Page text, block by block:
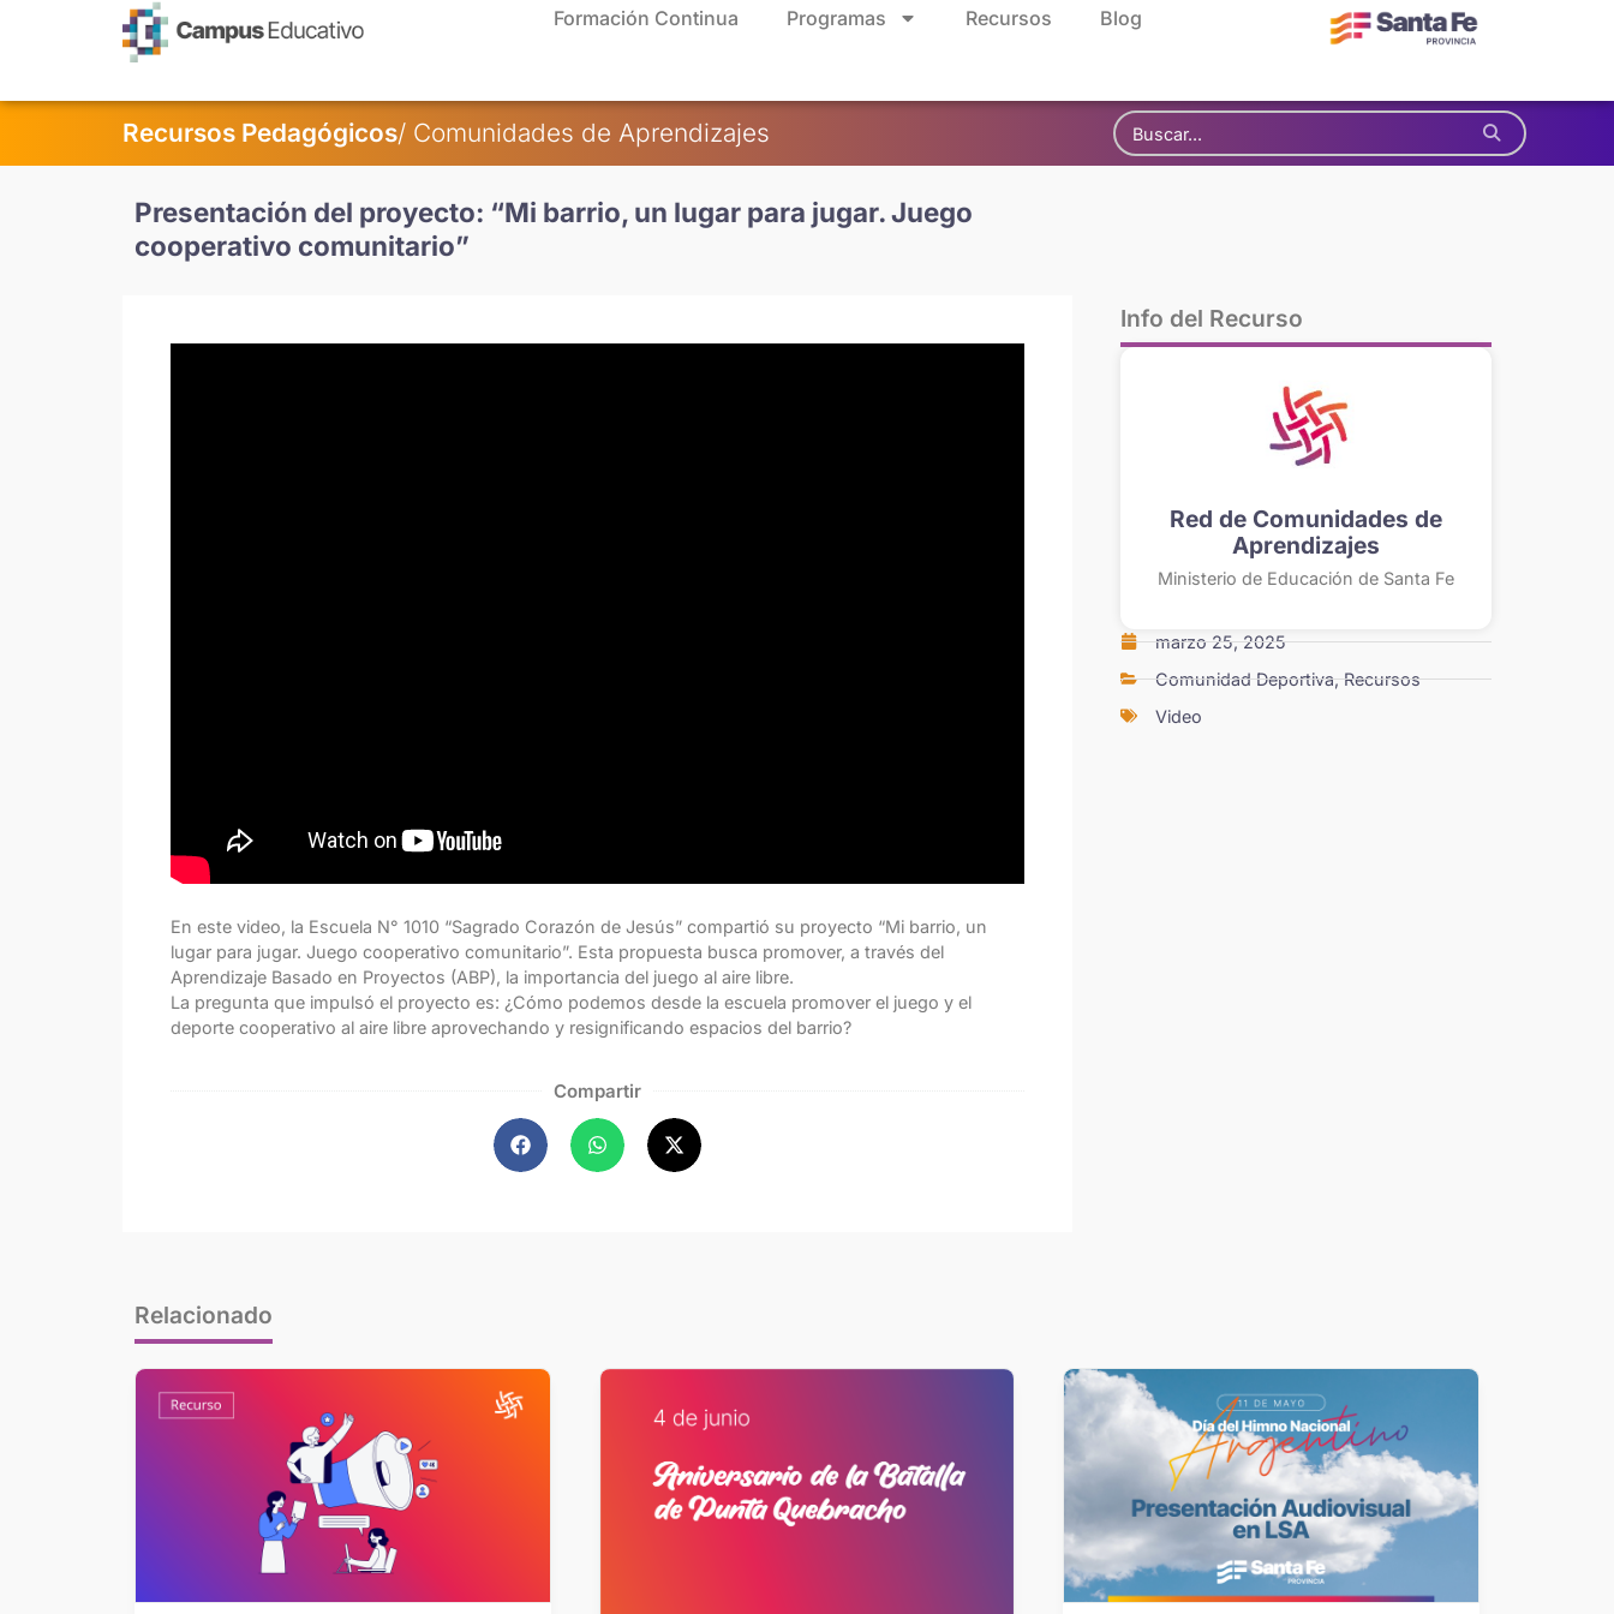
Formación Continua Programas Recursos Blog
Recursos Pedagógicos/ Comunidades de Aprendizajes
Presentación del proyecto: “Mi barrio, un lugar para jugar. Juego
cooperativo comunitario”
En este video, la Escuela N° 1010 “Sagrado Corazón de Jesús” compartió su proyecto “Mi barrio, un
lugar para jugar. Juego cooperativo comunitario”. Esta propuesta busca promover, a través del
Aprendizaje Basado en Proyectos (ABP), la importancia del juego al aire libre.
La pregunta que impulsó el proyecto es: ¿Cómo podemos desde la escuela promover el juego y el
deporte cooperativo al aire libre aprovechando y resignificando espacios del barrio?
Compartir
Info del Recurso
Red de Comunidades de
Aprendizajes
Ministerio de Educación de Santa Fe
marzo 25, 2025
Comunidad Deportiva,Recursos
Video
Relacionado